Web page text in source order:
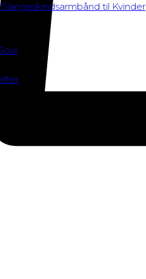
til Kvinder